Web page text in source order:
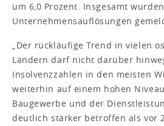
um 6,0 Prozent. Insgesamt
Unternehmensauflösungen
„Der rückläufige Trend in vielen
Ländern darf nicht darüber
Insolvenzzahlen in den meisten
weiterhin auf einem hohen
Baugewerbe und der
deutlich stärker betroffen als vor